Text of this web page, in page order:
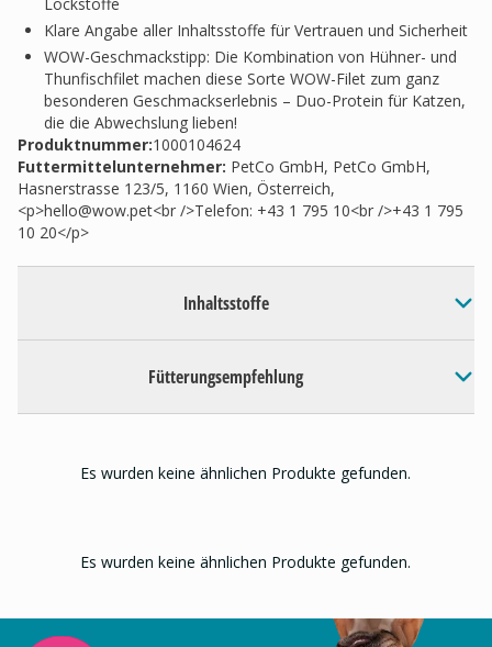
Klare Angabe aller Inhaltsstoffe für Vertrauen und Sicherheit
WOW-Geschmackstipp: Die Kombination von Hühner- und
Thunfischfilet machen diese Sorte WOW-Filet zum ganz
besonderen Geschmackserlebnis – Duo-Protein für Katzen,
die die Abwechslung lieben!
Produktnummer:1000104624
Futtermittelunternehmer: PetCo GmbH, PetCo GmbH,
Hasnerstrasse 123/5, 1160 Wien, Österreich,
<p>hello@wow.pet<br />Telefon: +43 1 795 10<br />+43 1 795
10 20</p>
Inhaltsstoffe
Fütterungsempfehlung
Es wurden keine ähnlichen Produkte gefunden.
Es wurden keine ähnlichen Produkte gefunden.